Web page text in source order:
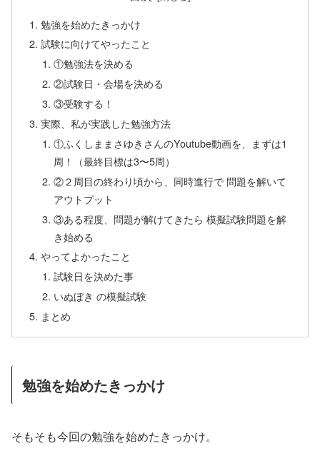
勉強を始めたきっかけ
試験に向けてやったこと
①勉強法を決める
②試験日・会場を決める
③受験する！
実際、私が実践した勉強方法
①ふくしままさゆきさんのYoutube動画を、まずは1
周！（最終目標は3〜5周）
②２周目の終わり頃から、同時進行で 問題を解いて
アウトプット
③ある程度、問題が解けてきたら 模擬試験問題を解
き始める
やってよかったこと
試験日を決めた事
いぬぼき の模擬試験
まとめ
勉強を始めたきっかけ
そもそも今回の勉強を始めたきっかけ。